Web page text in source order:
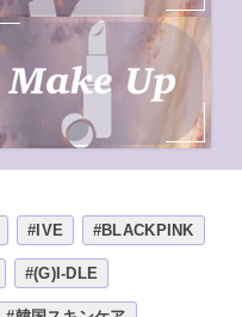
#IVE #BLACKPINK
#(G)I-DLE